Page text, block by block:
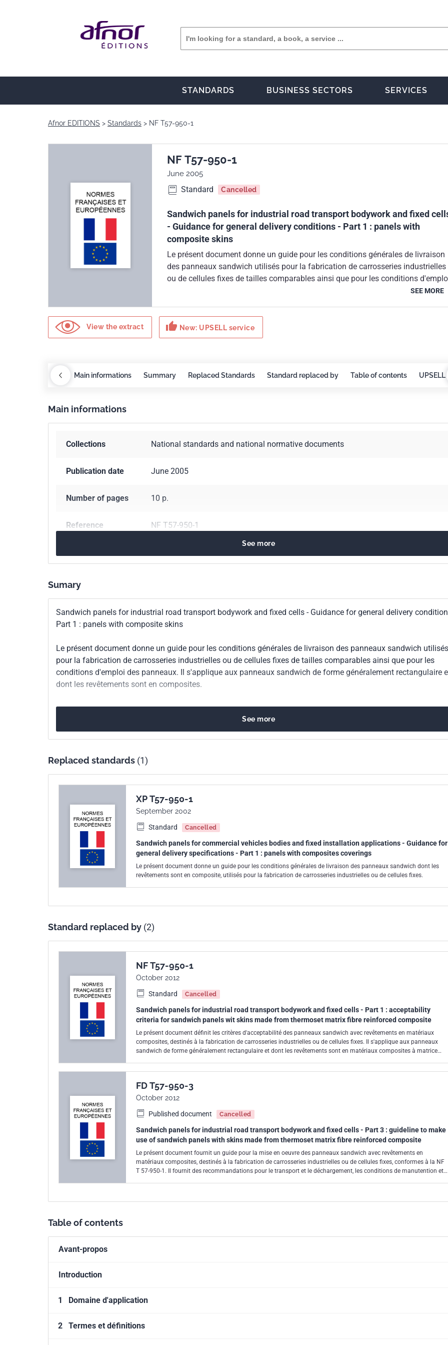
STANDARDS BUSINESS SECTORS SERVICES
Afnor EDITIONS Standards NF T57-950-1
NF T57-950-1
June 2005
Standard Cancelled
Sandwich panels for industrial road transport bodywork and fixed
- Guidance for general delivery conditions - Part 1 : panels with
composite skins
Le présent document donne un guide pour les conditions générales de livraison
des panneaux sandwich utilisés pour la fabrication de carrosseries industrielles
ou de cellules fixes de tailles comparables ainsi que pour les conditions
des panneaux. Il s'applique aux panneaux sandwich de forme généralement
SEE MORE
View the extract thumb_up New: UPSELL service
COBAZ Main informations Summary Replaced Standards Standard replaced by Table of contents UPSELL
Main informations
Collections National standards and national normative documents
Publication date June 2005
Number of pages 10 p.
Reference NF T57-950-1
83.140.99Other rubber and plastics products
Classification
Print number
See more
Sumary
Sandwich panels for industrial road transport bodywork and fixed cells - Guidance for general delivery
Part 1 : panels with composite skins
Le présent document donne un guide pour les conditions générales de livraison des panneaux sandwich utilisés
pour la fabrication de carrosseries industrielles ou de cellules fixes de tailles comparables ainsi que pour les
conditions d'emploi des panneaux. Il s'applique aux panneaux sandwich de forme généralement rectangulaire
dont les revêtements sont en composites.
See more
Replaced standards (1)
XP T57-950-1
September 2002
Standard
Cancelled
Sandwich panels for commercial vehicles bodies and fixed installation applications - Guidance for
general delivery specifications - Part 1 : panels with composites coverings
Le présent document donne un guide pour les conditions générales de livraison des panneaux sandwich dont les
revêtements sont en composite, utilisés pour la fabrication de carrosseries industrielles ou de cellules fixes.
Standard replaced by (2)
NF T57-950-1
October 2012
Standard
Cancelled
Sandwich panels for industrial road transport bodywork and fixed cells - Part 1 : acceptability
criteria for sandwich panels wit skins made from thermoset matrix fibre reinforced composite
Le présent document définit les critères d'acceptabilité des panneaux sandwich avec revêtements en matériaux
composites, destinés à la fabrication de carrosseries industrielles ou de cellules fixes. Il s'applique aux panneaux
sandwich de forme généralement rectangulaire et dont les revêtements sont en matériaux composites à matrice
FD T57-950-3
October 2012
Published document
Cancelled
Sandwich panels for industrial road transport bodywork and fixed cells - Part 3 : guideline to make
use of sandwich panels with skins made from thermoset matrix fibre reinforced composite
Le présent document fournit un guide pour la mise en oeuvre des panneaux sandwich avec revêtements en
matériaux composites, destinés à la fabrication de carrosseries industrielles ou de cellules fixes, conformes à la NF
T 57-950-1. Il fournit des recommandations pour le transport et le déchargement, les conditions de manutention et
Table of contents
Avant-propos
Introduction
1 Domaine d'application
2 Termes et définitions